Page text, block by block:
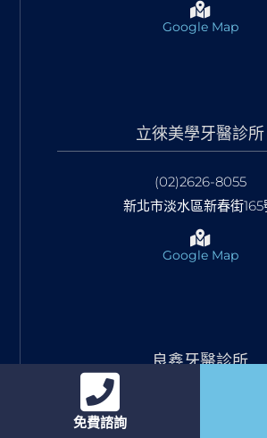
免費諮詢
Google Map
立徠美學牙醫診所
(02)2626-8055
新北市淡水區新春街165
Google Map
良鑫牙醫診所
臺北市大安區羅斯福路二段